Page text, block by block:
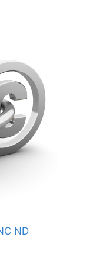
ND